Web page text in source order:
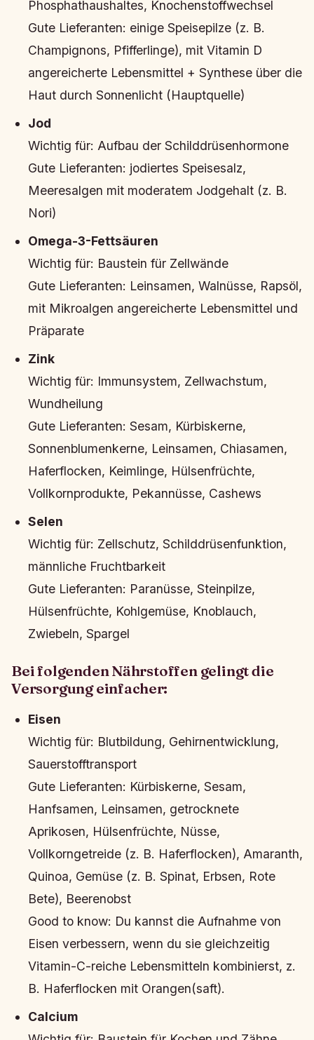
Phosphathaushaltes, Knochenstoffwechsel
Gute Lieferanten: einige Speisepilze (z. B.
Champignons, Pfifferlinge), mit Vitamin D
angereicherte Lebensmittel + Synthese über die
Haut durch Sonnenlicht (Hauptquelle)
Jod
Wichtig für: Aufbau der Schilddrüsenhormone
Gute Lieferanten: jodiertes Speisesalz,
Meeresalgen mit moderatem Jodgehalt (z. B.
Nori)
Omega-3-Fettsäuren
Wichtig für: Baustein für Zellwände
Gute Lieferanten: Leinsamen, Walnüsse, Rapsöl,
mit Mikroalgen angereicherte Lebensmittel und
Präparate
Zink
Wichtig für: Immunsystem, Zellwachstum,
Wundheilung
Gute Lieferanten: Sesam, Kürbiskerne,
Sonnenblumenkerne, Leinsamen, Chiasamen,
Haferflocken, Keimlinge, Hülsenfrüchte,
Vollkornprodukte, Pekannüsse, Cashews
Selen
Wichtig für: Zellschutz, Schilddrüsenfunktion,
männliche Fruchtbarkeit
Gute Lieferanten: Paranüsse, Steinpilze,
Hülsenfrüchte, Kohlgemüse, Knoblauch,
Zwiebeln, Spargel
Bei folgenden Nährstoffen gelingt die
Versorgung einfacher:
Eisen
Wichtig für: Blutbildung, Gehirnentwicklung,
Sauerstofftransport
Gute Lieferanten: Kürbiskerne, Sesam,
Hanfsamen, Leinsamen, getrocknete
Aprikosen, Hülsenfrüchte, Nüsse,
Vollkorngetreide (z. B. Haferflocken), Amaranth,
Quinoa, Gemüse (z. B. Spinat, Erbsen, Rote
Bete), Beerenobst
Good to know: Du kannst die Aufnahme von
Eisen verbessern, wenn du sie gleichzeitig
Vitamin-C-reiche Lebensmitteln kombinierst, z.
B. Haferflocken mit Orangen(saft).
Calcium